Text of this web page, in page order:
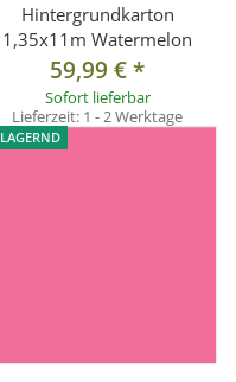
Hintergrundkarton
1,35x11m Watermelon
59,99 €*
Sofort lieferbar
Lieferzeit: 1 - 2 Werktage
LAGERND